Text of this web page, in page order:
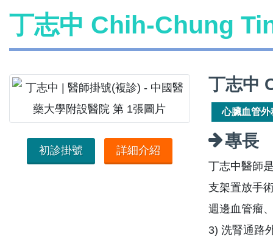
丁志中 Chih-Chung
初診掛號 詳細介紹
丁志中
心臟血管外
專長
丁志中醫師
支架置放手
週邊血管瘤
3) 洗腎通路